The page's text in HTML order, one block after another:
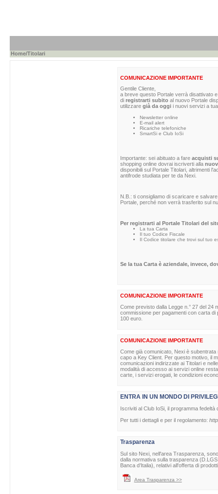
Home/Titolari
COMUNICAZIONE IMPORTANTE
Gentile Cliente,
a breve questo Portale verrà disattivato
diregistrarti subitoal nuovo Portale
utilizzare già da oggii nuovi servizi a
Newsletter online
E-mail alert
Ricariche telefoniche
SmartSi e Club IoSi
Importante: sei abituato a fare acquisti
shopping online dovrai iscriverti alla
disponibili sul Portale Titolari, altrimenti
antifrode studiata per te da Nexi.
N.B.: ti consigliamo di scaricare e
Portale, perché non verrà trasferito sul
Per registrarti al Portale Titolari del
La tua Carta
Il tuo Codice Fiscale
Il Codice titolare che trovi sul tuo
Se la tua Carta è aziendale, invece,
COMUNICAZIONE IMPORTANTE
Come previsto dalla Legge n.° 27 del 24
commissione per pagamenti con carta
100 euro.
COMUNICAZIONE IMPORTANTE
Come già comunicato, Nexi è
capo a Key Client. Per questo motivo, il
comunicazioni indirizzate ai Titolari e
modalità di accesso ai servizi online
carte, i servizi erogati, le condizioni
ENTRA IN UN MONDO DI
Iscriviti al Club IoSi, il programma
Per tutti i dettagli e per il regolamento:
Trasparenza
Sul sito Nexi, nell'area Trasparenza,
dalla normativa sulla trasparenza
Banca d’Italia), relativi all'offerta di
Area Trasparenza >>